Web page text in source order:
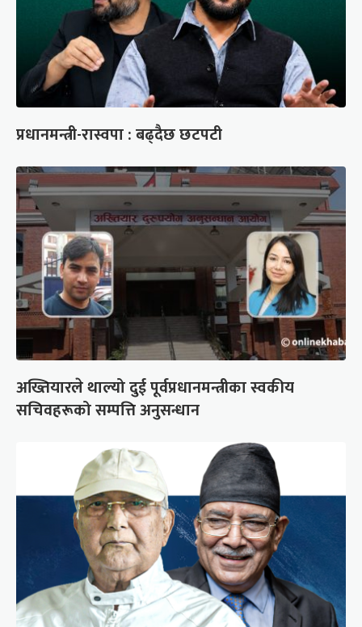
प्रधानमन्त्री-रास्वपा : बढ्दैछ छटपटी
अख्तियारले थाल्यो दुई पूर्वप्रधानमन्त्रीका स्वकीय
सचिवहरूको सम्पत्ति अनुसन्धान